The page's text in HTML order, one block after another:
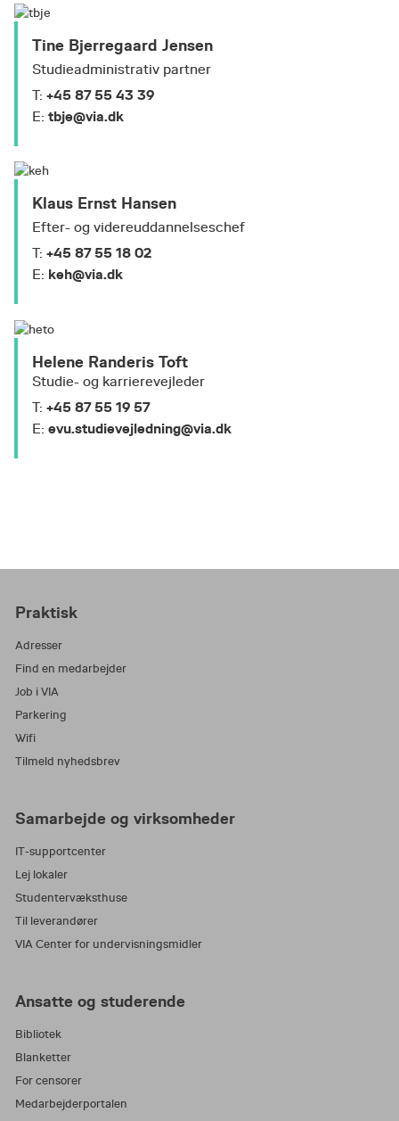
Tine Bjerregaard Jensen
Studieadministrativ partner
T: +45 87 55 43 39
E: tbje@via.dk
Klaus Ernst Hansen
Efter- og videreuddannelseschef
T: +45 87 55 18 02
E: keh@via.dk
Helene Randeris Toft
Studie- og karrierevejleder
T: +45 87 55 19 57
E: evu.studievejledning@via.dk
Praktisk
Adresser
Find en medarbejder
Job i VIA
Parkering
Wifi
Tilmeld nyhedsbrev
Samarbejde og virksomheder
IT-supportcenter
Lej lokaler
Studentervæksthuse
Til leverandører
VIA Center for undervisningsmidler
Ansatte og studerende
Bibliotek
Blanketter
For censorer
Medarbejderportalen